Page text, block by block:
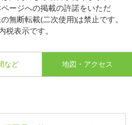
ージへの掲載の許諾をいただ
無断転載(二次使用)は禁止です。
表示です。
など 地図・アクセス